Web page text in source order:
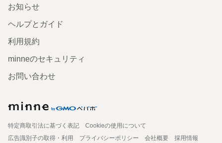
お知らせ
ヘルプとガイド
利用規約
minneのセキュリティ
お問い合わせ
特定商取引法に基づく表記
Cookieの使用について
広告識別子の取得・利用
プライバシーポリシー 会社概要
採用情報